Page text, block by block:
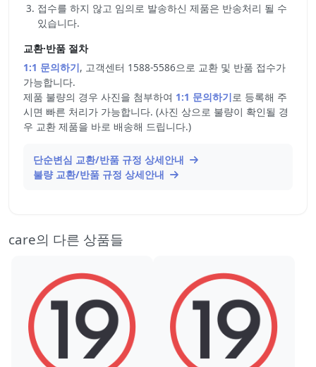
접수를 하지 않고 임의로 발송하신 제품은 반송처리 될 수
있습니다.
교환·반품 절차
1:1 문의하기, 고객센터 1588-5586으로 교환 및 반품 접수가
가능합니다.
제품 불량의 경우 사진을 첨부하여 1:1 문의하기로 등록해 주
시면 빠른 처리가 가능합니다. (사진 상으로 불량이 확인될 경
우 교환 제품을 바로 배송해 드립니다.)
단순변심 교환/반품 규정 상세안내
불량 교환/반품 규정 상세안내
care의 다른 상품들